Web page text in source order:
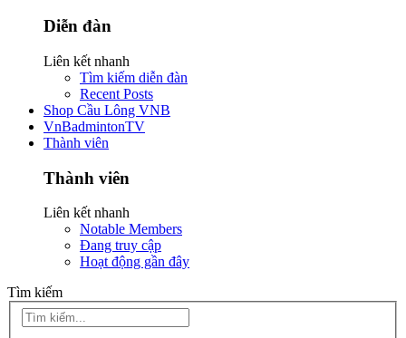
Diễn đàn
Liên kết nhanh
Tìm kiếm diễn đàn
Recent Posts
Shop Cầu Lông VNB
VnBadmintonTV
Thành viên
Thành viên
Liên kết nhanh
Notable Members
Đang truy cập
Hoạt động gần đây
Tìm kiếm